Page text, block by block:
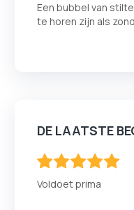
Een bubbel van
te horen zijn als
DE LAATSTE
Voldoet prima